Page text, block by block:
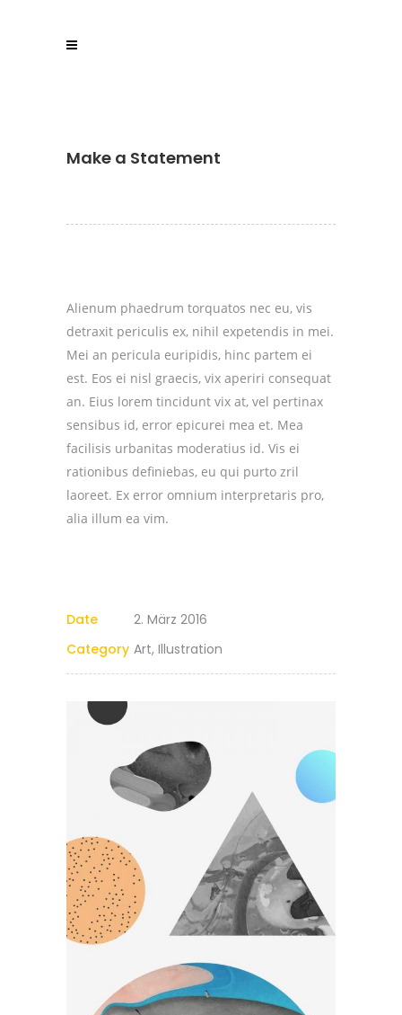
Make a Statement
Alienum phaedrum torquatos nec eu, vis
detraxit periculis ex, nihil expetendis in mei.
Mei an pericula euripidis, hinc partem ei
est. Eos ei nisl graecis, vix aperiri consequat
an. Eius lorem tincidunt vix at, vel pertinax
sensibus id, error epicurei mea et. Mea
facilisis urbanitas moderatius id. Vis ei
rationibus definiebas, eu qui purto zril
laoreet. Ex error omnium interpretaris pro,
alia illum ea vim.
Date
2. März 2016
Category Art, Illustration